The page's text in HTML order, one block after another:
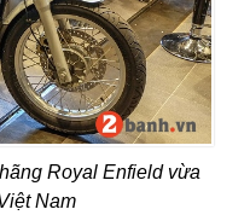
Royal Enfield vừa
Nam